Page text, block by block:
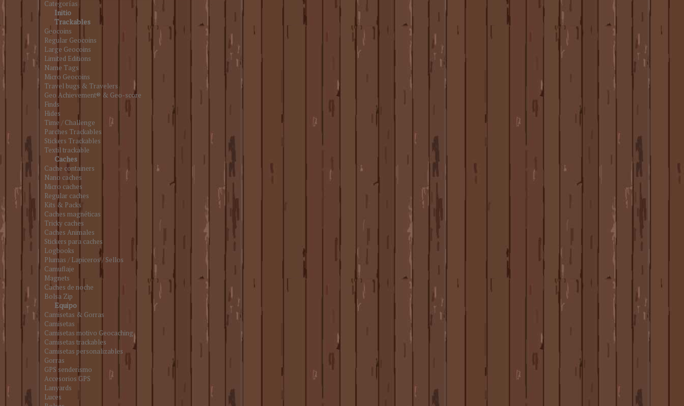
Categorías
Initio
Trackables
Geocoins
Regular Geocoins
Large Geocoins
Limited Editions
Name Tags
Micro Geocoins
Travel bugs & Travelers
Geo Achievement® & Geo-score
Finds
Hides
Time / Challenge
Parches Trackables
Stickers Trackables
Textil trackable
Caches
Cache containers
Nano caches
Micro caches
Regular caches
Kits & Packs
Caches magnéticas
Tricky caches
Caches Animales
Stickers para caches
Logbooks
Plumas / Lapiceros / Sellos
Camuflaje
Magnets
Caches de noche
Bolsa Zip
Equipo
Camisetas & Gorras
Camisetas
Camisetas motivo Geocaching
Camisetas trackables
Camisetas personalizables
Gorras
GPS senderismo
Accesorios GPS
Lanyards
Luces